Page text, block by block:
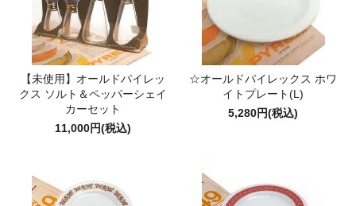
【未使用】オールドパイレッ
クス ソルト＆ペッパーシェイ
カーセット
11,000円(税込)
☆オールドパイレックス ホワ
イトプレート(L)
5,280円(税込)